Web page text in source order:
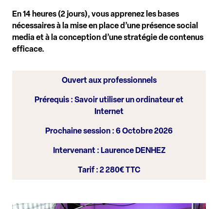
En 14 heures (2 jours), vous apprenez les bases
nécessaires à la mise en place d’une présence social
media et à la conception d’une stratégie de contenus
efficace.
Ouvert aux professionnels
Prérequis : Savoir utiliser un ordinateur et
Internet
Prochaine session : 6 Octobre 2026
Intervenant : Laurence DENHEZ
Tarif : 2 280€ TTC